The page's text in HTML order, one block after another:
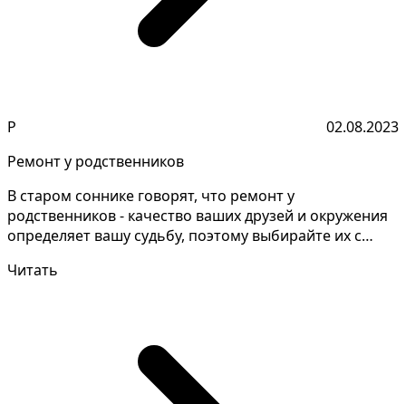
Р
02.08.2023
Ремонт у родственников
В старом соннике говорят, что ремонт у
родственников - качество ваших друзей и окружения
определяет вашу судьбу, поэтому выбирайте их с
Читать